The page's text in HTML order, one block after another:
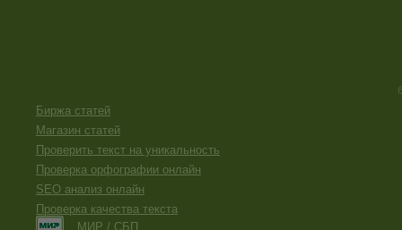
Биржа статей
Магазин статей
Проверить текст на уникальность
Проверка орфографии онлайн
SEO анализ онлайн
Проверка качества текста
МИР / СБП